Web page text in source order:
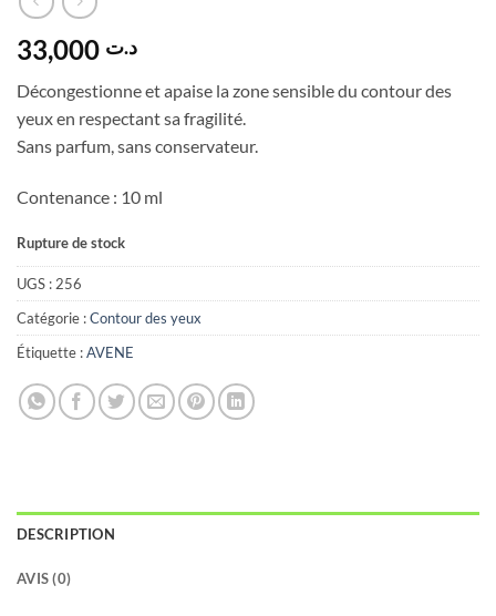
د.ت
Décongestionne et apaise la zone sensible du contour des
yeux en respectant sa fragilité.
Sans parfum, sans conservateur.
Contenance : 10 ml
Rupture de stock
UGS : 256
Catégorie :Contour des yeux
Étiquette :AVENE
DESCRIPTION
AVIS (0)